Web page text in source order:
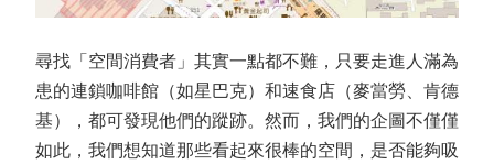
尋找「空間消費者」其實一點都不難，只要走進人滿為
患的連鎖咖啡館（如星巴克）和速食店（麥當勞、肯德
基），都可發現他們的蹤跡。然而，我們的企圖不僅僅
如此，我們想知道那些看起來很棒的空間，是否能夠吸